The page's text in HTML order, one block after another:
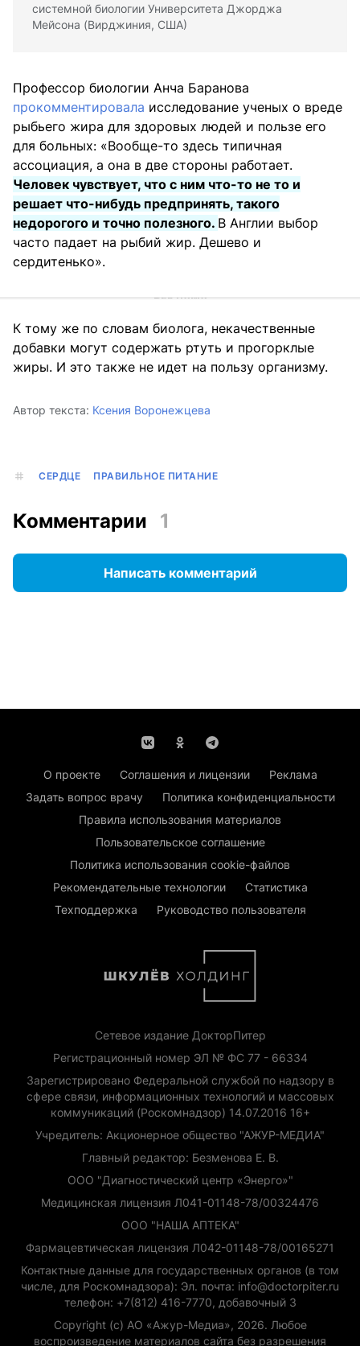
системной биологии Университета Джорджа
Мейсона (Вирджиния, США)
Профессор биологии Анча Баранова
прокомментировала исследование ученых о вреде
рыбьего жира для здоровых людей и пользе его
для больных: «Вообще-то здесь типичная
ассоциация, а она в две стороны работает.
Человек чувствует, что с ним что-то не то и
решает что-нибудь предпринять, такого
недорогого и точно полезного. В Англии выбор
часто падает на рыбий жир. Дешево и
сердитенько».
К тому же по словам биолога, некачественные
добавки могут содержать ртуть и прогорклые
жиры. И это также не идет на пользу организму.
Автор текста: Ксения Воронежцева
СЕРДЦЕ ПРАВИЛЬНОЕ ПИТАНИЕ
Комментарии 1
Написать комментарий
О проекте Соглашения и лицензии
Реклама
Задать вопрос врачу
Политика конфиденциальности
Правила использования материалов
Пользовательское соглашение
Политика использования cookie-файлов
Рекомендательные технологии
Статистика
Техподдержка
Руководство пользователя
Сетевое издание ДокторПитер
Регистрационный номер ЭЛ № ФС 77 - 66334
Зарегистрировано Федеральной службой по надзору в
сфере связи, информационных технологий и массовых
коммуникаций (Роскомнадзор) 14.07.2016 16+
Учредитель: Акционерное общество "АЖУР-МЕДИА"
Главный редактор: Безменова Е. В.
ООО "Диагностический центр «Энерго»"
Медицинская лицензия Л041-01148-78/00324476
ООО "НАША АПТЕКА"
Фармацевтическая лицензия Л042-01148-78/00165271
Контактные данные для государственных органов (в том
числе, для Роскомнадзора): Эл. почта: info@doctorpiter.ru
телефон: +7(812) 416-7770, добавочный 3
Copyright (с) АО «Ажур-Медиа», 2026. Любое
воспроизведение материалов сайта без разрешения